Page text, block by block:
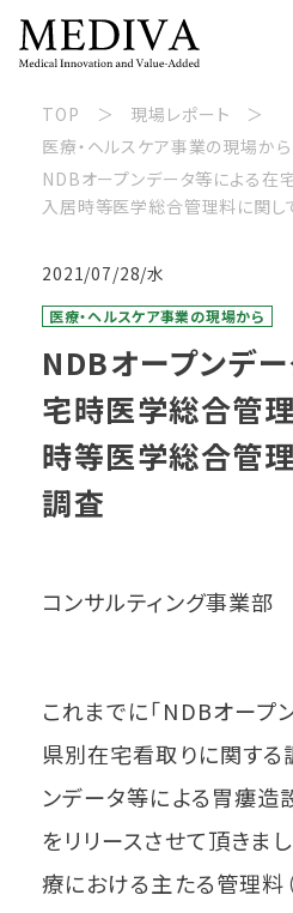
TOP
現場レポート
医療・ヘルスケア事業の現場から
NDBオープンデータ等による在
入居時等医学総合管理料に関し
2021/07/28/水
医療・ヘルスケア事業の現場から
NDBオープンデ
宅時医学総合管
時等医学総合管
調査
コンサルティング
これまでに「NDBオープ
県別在宅看取りに関する
ンデータ等による胃瘻造
をリリースさせて頂きま
療における主たる管理料